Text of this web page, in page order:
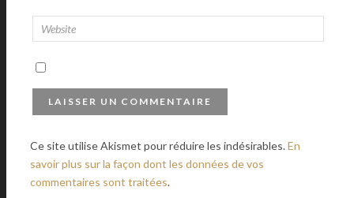
Ce site utilise Akismet pour réduire les indésirables.En
savoir plus sur la façon dont les données de vos
commentaires sont traitées.